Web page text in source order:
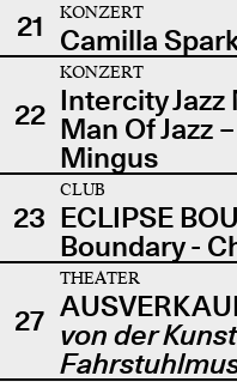
21
KONZERT
Camilla
22
KONZERT
Intercity Jazz
Man Of Jazz
Mingus
23
CLUB
ECLIPSE
Boundary -
27
THEATER
von der